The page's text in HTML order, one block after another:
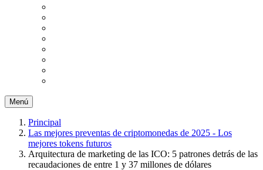
Menú
Principal
Las mejores preventas de criptomonedas de 2025 - Los
mejores tokens futuros
Arquitectura de marketing de las ICO: 5 patrones detrás de las
recaudaciones de entre 1 y 37 millones de dólares